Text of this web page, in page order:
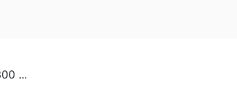
...